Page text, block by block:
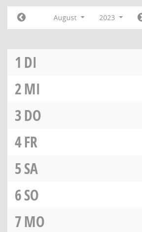
August 2023
1 DI
2MI
3DO
4FR
5SA
6SO
7MO